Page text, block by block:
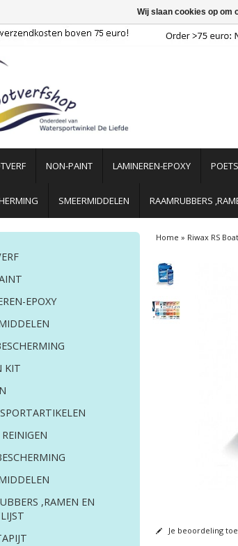
NON-PAINT LAMINEREN-EPOXY
SMEERMIDDELEN RAAMRUBBERS
EPOXY
KIT
,RAMEN EN
Home » Riwax RS
Je beoordeling
Wij slaan cookies op om